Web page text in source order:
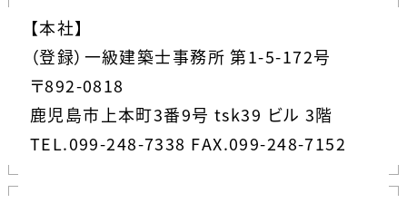
【本社】
（登録）一級建築士事務所 第1-5-172号
〒892-0818
鹿児島市上本町3番9号 tsk39 ビル 3階
TEL.099-248-7338 FAX.099-248-7152